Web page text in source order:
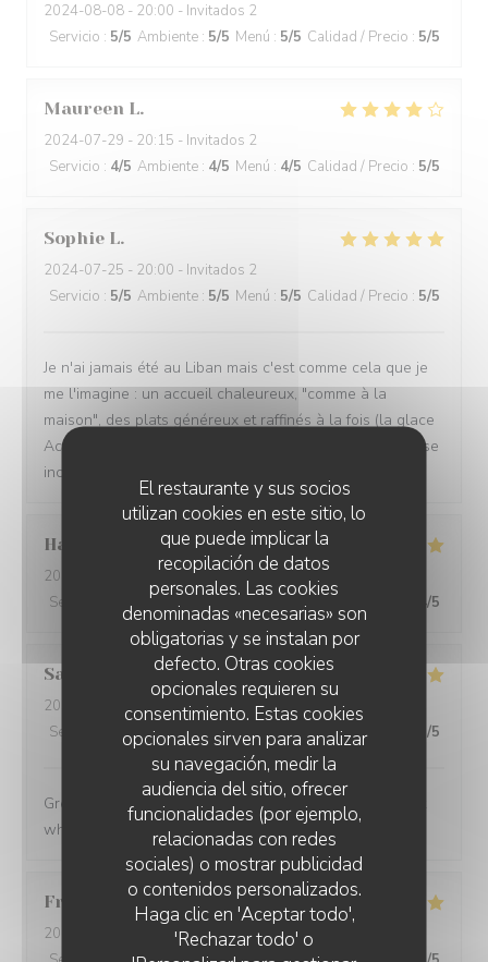
El restaurante y sus socios
utilizan cookies en este sitio, lo
que puede implicar la
recopilación de datos
personales. Las cookies
denominadas «necesarias» son
obligatorias y se instalan por
defecto. Otras cookies
opcionales requieren su
consentimiento. Estas cookies
opcionales sirven para analizar
su navegación, medir la
audiencia del sitio, ofrecer
funcionalidades (por ejemplo,
relacionadas con redes
sociales) o mostrar publicidad
o contenidos personalizados.
Haga clic en 'Aceptar todo',
'Rechazar todo' o
2024-08-08 - 20:00 - Invitados 2
Servicio : 5/5 Ambiente : 5/5 Menú : 5/5 Calidad / Precio : 5/5
Maureen L
2024-07-29 - 20:15 - Invitados 2
Servicio : 4/5 Ambiente : 4/5 Menú : 4/5 Calidad / Precio : 5/5
Sophie L
2024-07-25 - 20:00 - Invitados 2
Servicio : 5/5 Ambiente : 5/5 Menú : 5/5 Calidad / Precio : 5/5
Je n'ai jamais été au Liban mais c'est comme cela que je
me l'imagine : un accueil chaleureux, "comme à la
maison", des plats généreux et raffinés à la fois (la glace
Achta je ne m'en remets toujours pas), bref... une adresse
incontournable de tout séjour marseillais !
Hakim
2024-07-23
- 20:00 - Invitados 2
Servicio
/5 Ambiente 5 4/5
Sabadei
2024-07-16
- 20:00 - Invitados 2
Servicio
/5 Ambiente: 5/5 Menú: 5/5 Calidad / Precio /5
Great people, incredibly good food!! Will surely go back
when in Marseille
Fred
2024-07-16
- 20:00 - Invitados 2
MOUNÉ